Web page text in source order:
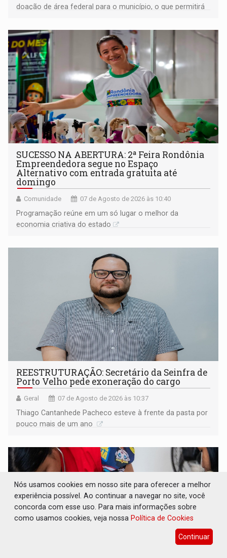
doação de área federal para o município, o que permitirá
SUCESSO NA ABERTURA: 2ª Feira Rondônia
Empreendedora segue no Espaço
Alternativo com entrada gratuita até
domingo
Comunidade 07 de Agosto de 2026 às 10:40
Programação reúne em um só lugar o melhor da
economia criativa do estado
REESTRUTURAÇÃO: Secretário da Seinfra de
Porto Velho pede exoneração do cargo
Geral 07 de Agosto de 2026 às 10:37
Thiago Cantanhede Pacheco esteve à frente da pasta por
pouco mais de um ano
Nós usamos cookies em nosso site para oferecer a melhor
experiência possível. Ao continuar a navegar no site, você
concorda com esse uso. Para mais informações sobre
como usamos cookies, veja nossa Política de Cookies
Continuar